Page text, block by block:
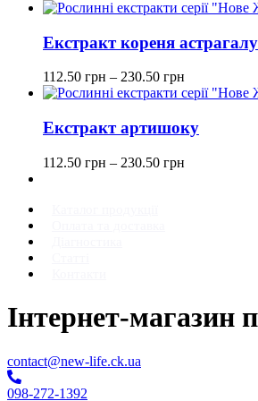
Екстракт кореня астрагалу
112.50 грн – 230.50 грн
Екстракт артишоку
112.50 грн – 230.50 грн
Інтернет-магазин
contact@new-life.ck.ua
098-272-1392